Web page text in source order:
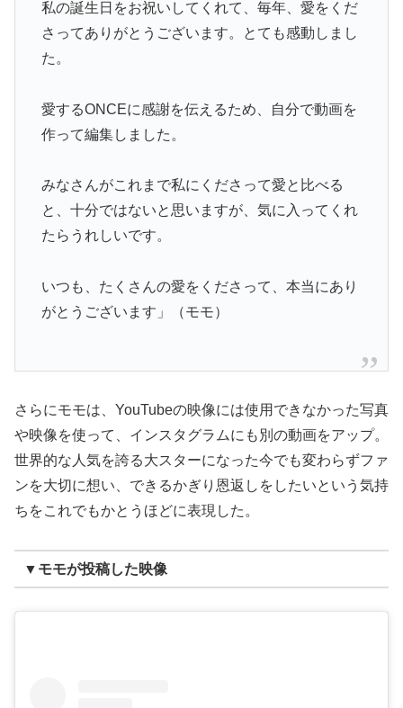
私の誕生日をお祝いしてくれて、毎年、愛をくだ
さってありがとうございます。とても感動しまし
た。
愛するONCEに感謝を伝えるため、自分で動画を
作って編集しました。
みなさんがこれまで私にくださって愛と比べる
と、十分ではないと思いますが、気に入ってくれ
たらうれしいです。
いつも、たくさんの愛をくださって、本当にあり
がとうございます」（モモ）
さらにモモは、YouTubeの映像には使用できなかった写真
や映像を使って、インスタグラムにも別の動画をアップ。
世界的な人気を誇る大スターになった今でも変わらずファ
ンを大切に想い、できるかぎり恩返しをしたいという気持
ちをこれでもかとうほどに表現した。
▼モモが投稿した映像